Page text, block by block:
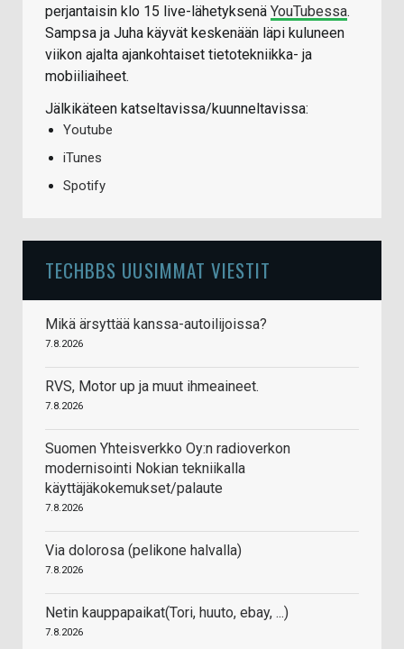
perjantaisin klo 15 live-lähetyksenä YouTubessa.
Sampsa ja Juha käyvät keskenään läpi kuluneen
viikon ajalta ajankohtaiset tietotekniikka- ja
mobiiliaiheet.
Jälkikäteen katseltavissa/kuunneltavissa:
Youtube
iTunes
Spotify
TECHBBS UUSIMMAT VIESTIT
Mikä ärsyttää kanssa-autoilijoissa?
7.8.2026
RVS, Motor up ja muut ihmeaineet.
7.8.2026
Suomen Yhteisverkko Oy:n radioverkon
modernisointi Nokian tekniikalla
käyttäjäkokemukset/palaute
7.8.2026
Via dolorosa (pelikone halvalla)
7.8.2026
Netin kauppapaikat(Tori, huuto, ebay, ...)
7.8.2026